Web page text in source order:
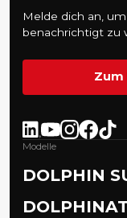
Melde dich an,
benachrichtigt zu
Modelle
DOLPHIN
DOLPHIN